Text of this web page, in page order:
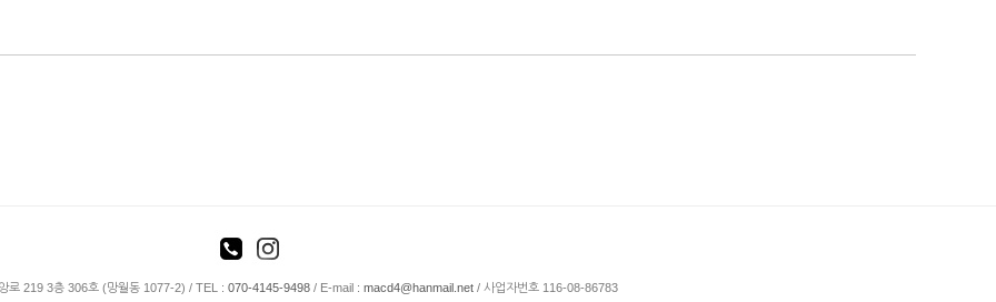
로 219 3층 306호 (망월동 1077-2) / TEL : 070-4145-9498 / E-mail : macd4@hanmail.net / 사업자번호 116-08-86783